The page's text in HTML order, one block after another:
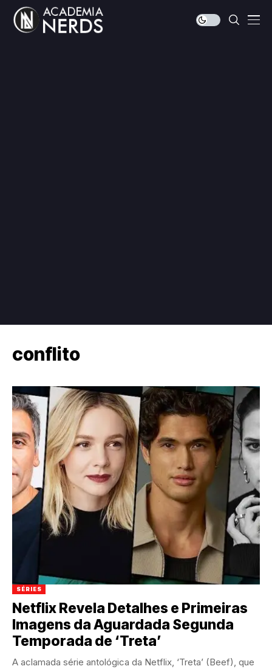
conflito
SÉRIES
Netflix Revela Detalhes e Primeiras
Imagens da Aguardada Segunda
Temporada de ‘Treta’
A aclamada série antológica da Netflix, ‘Treta’ (Beef), que